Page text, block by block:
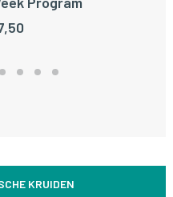
KRUIDEN